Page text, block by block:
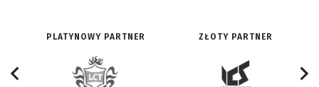
PLATYNOWY PARTNER ZŁOTY PARTNER